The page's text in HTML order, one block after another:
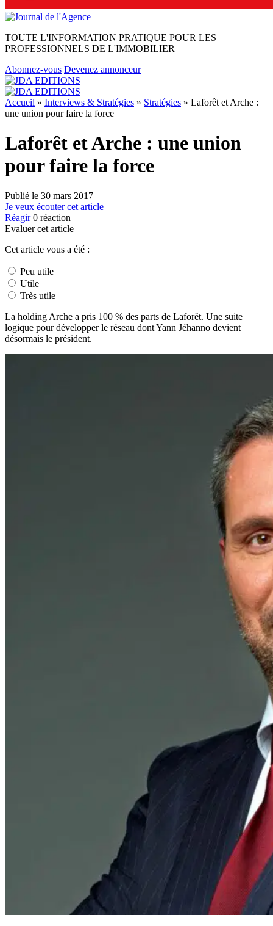
TOUTE L'INFORMATION PRATIQUE POUR LES
PROFESSIONNELS DE L'IMMOBILIER
Abonnez-vous Devenez annonceur
Accueil » Interviews & Stratégies » Stratégies » Laforêt et Arche :
une union pour faire la force
Laforêt et Arche : une union
pour faire la force
Publié le 30 mars 2017
Je veux écouter cet article
Réagir 0 réaction
Evaluer cet article
Cet article vous a été :
Peu utile
Utile
Très utile
La holding Arche a pris 100 % des parts de Laforêt. Une suite
logique pour développer le réseau dont Yann Jéhanno devient
désormais le président.